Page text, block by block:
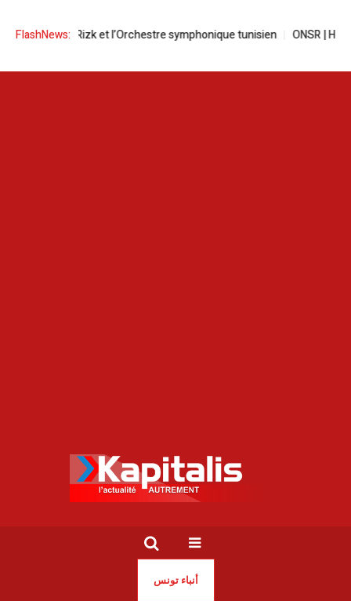
FlashNews:
Rizk et l’Orchestre symphonique tunisien ONSR | Hausse de
أنباء تونس